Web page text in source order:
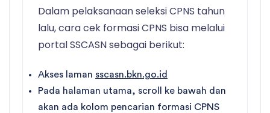
Dalam pelaksanaan seleksi CPNS tahun
lalu, cara cek formasi CPNS bisa melalui
portal SSCASN sebagai berikut:
Akses laman sscasn.bkn.go.id
Pada halaman utama, scroll ke bawah dan
akan ada kolom pencarian formasi CPNS